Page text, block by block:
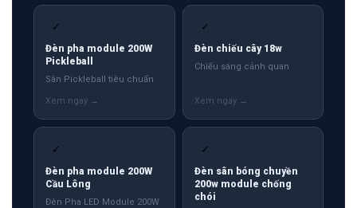
✓
Đèn pha module 200W
Pickleball
Sân Pickleball tiêu chuẩn
✓
Đèn chiếu cây 18w
Chiếu sáng cảnh quan
✓
Đèn pha module 200W
Cầu Lông
Đèn Pha LED Module 200W
✓
Đèn sân bóng chuyền
200w module chống
chói